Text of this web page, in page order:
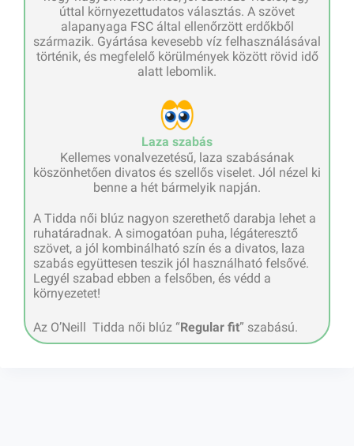
úttal környezettudatos választás. A szövet
alapanyaga FSC által ellenőrzött erdőkből
származik. Gyártása kevesebb víz felhasználásával
történik, és megfelelő körülmények között rövid idő
alatt lebomlik.
Laza szabás
Kellemes vonalvezetésű, laza szabásának
köszönhetően divatos és szellős viselet. Jól nézel ki
benne a hét bármelyik napján.
A Tidda női blúz nagyon szerethető darabja lehet a
ruhatáradnak. A simogatóan puha, légáteresztő
szövet, a jól kombinálható szín és a divatos, laza
szabás együttesen teszik jól használható felsővé.
Legyél szabad ebben a felsőben, és védd a
környezetet!
Az O’Neill Tidda női blúz “Regular fit” szabású.